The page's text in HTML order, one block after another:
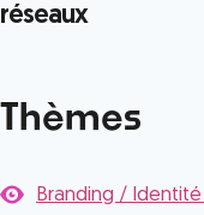
réseaux
Thèmes
Branding /